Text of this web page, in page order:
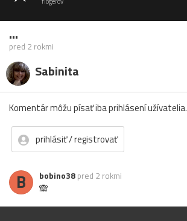
...
pred 2 rokmi
Sabinita
Komentár môžu písať iba prihlásení užívatelia.
prihlásiť / registrovať
B bobino38 pred 2 rokmi
🙈